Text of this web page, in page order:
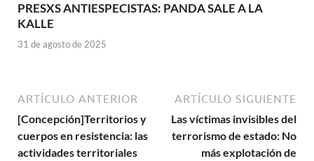
PRESXS ANTIESPECISTAS: PANDA SALE A LA
KALLE
31 de agosto de 2025
ARTÍCULO ANTERIOR
[Concepción]Territorios y
cuerpos en resistencia: las
actividades territoriales
ARTÍCULO SIGUIENTE
Las víctimas invisibles del
terrorismo de estado: No
más explotación de